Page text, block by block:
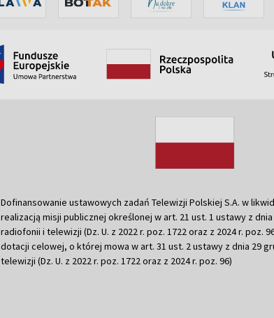
Dofinansowanie ustawowych zadań Telewizji Polskiej S.A. w
realizacją misji publicznej określonej w art. 21 ust. 1 ustawy z dnia
radiofonii i telewizji (Dz. U. z 2022 r. poz. 1722 oraz z 2024 r. poz.
dotacji celowej, o której mowa w art. 31 ust. 2 ustawy z dnia 29
telewizji (Dz. U. z 2022 r. poz. 1722 oraz z 2024 r. poz. 96)